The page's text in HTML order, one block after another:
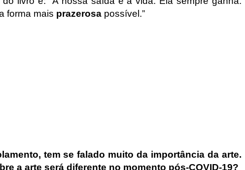
forma mais prazerosa possível.”
tem se falado muito da importância da arte.
a arte será diferente no momento pós-COVID-19?